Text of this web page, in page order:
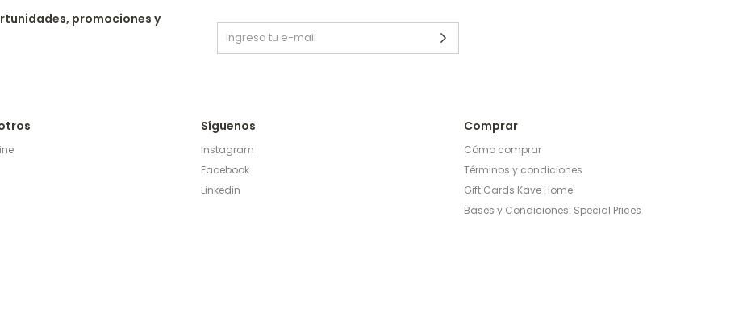
Comprar
Cómo comprar
Términos y condiciones
Gift Cards Kave Home
Bases y Condiciones: Special Prices
Síguenos
Instagram
Facebook
Linkedin
promociones y